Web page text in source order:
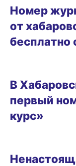
Номер
от
бесплатно
В
первый
курс»